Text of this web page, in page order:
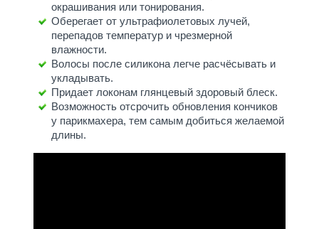
окрашивания или тонирования.
Оберегает от ультрафиолетовых лучей,
перепадов температур и чрезмерной
влажности.
Волосы после силикона легче расчёсывать и
укладывать.
Придает локонам глянцевый здоровый блеск.
Возможность отсрочить обновления кончиков
у парикмахера, тем самым добиться желаемой
длины.